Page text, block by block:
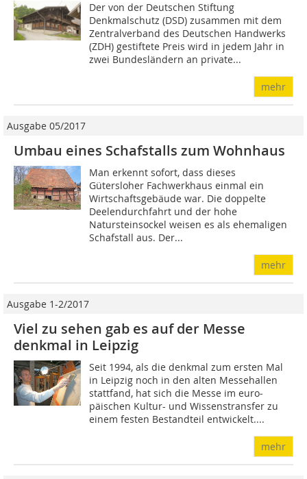
Der von der Deutschen Stiftung
Denkmalschutz (DSD) zusammen mit dem
Zentralverband des Deutschen Handwerks
(ZDH) gestiftete Preis wird in jedem Jahr in
zwei Bundesländern an private...
mehr
Ausgabe 05/2017
Umbau eines Schafstalls zum Wohnhaus
Man erkennt sofort, dass dieses
Gütersloher Fachwerkhaus einmal ein
Wirtschaftsgebäude war. Die doppelte
Deelendurchfahrt und der hohe
Natursteinsockel weisen es als ehemaligen
Schafstall aus. Der...
mehr
Ausgabe 1-2/2017
Viel zu sehen gab es auf der Messe
denkmal in Leipzig
Seit 1994, als die denkmal zum ersten Mal
in Leipzig noch in den alten Messehallen
stattfand, hat sich die Messe im euro­
päischen Kultur- und Wissenstransfer zu
einem festen Bestandteil entwickelt....
mehr